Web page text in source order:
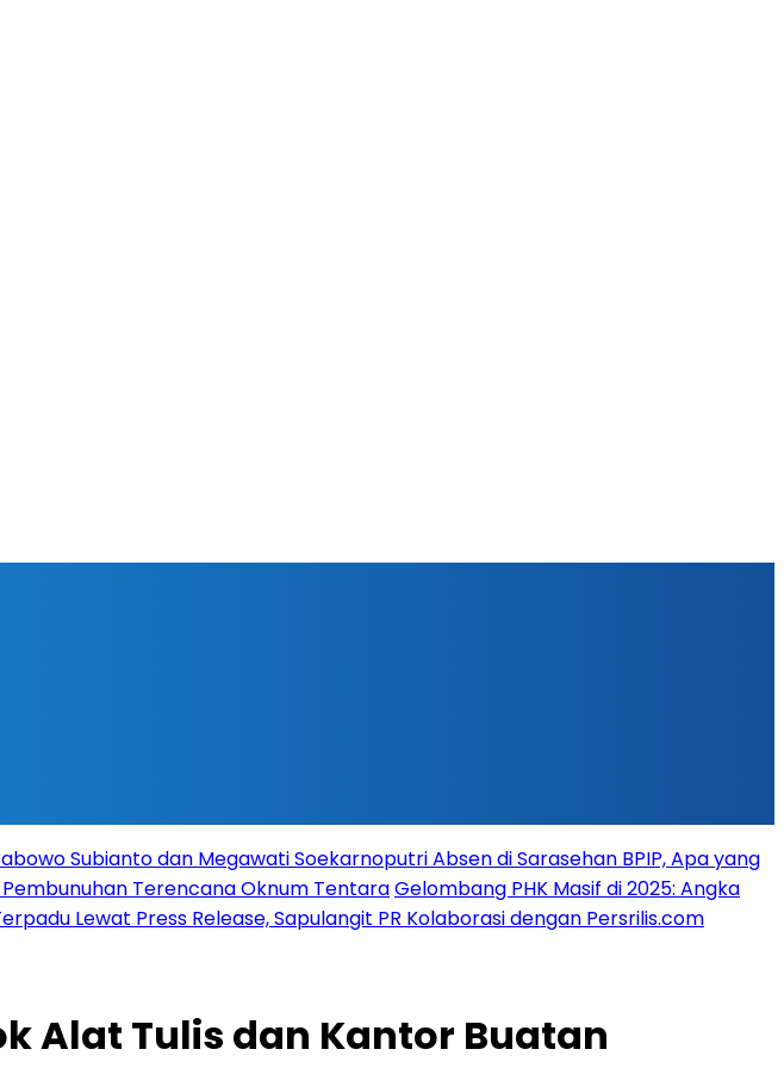
Subianto dan Megawati Soekarnoputri Absen di Sarasehan BPIP, Apa yang
Terencana Oknum TentaraGelombang PHK Masif di 2025: Angka
Lewat Press Release, Sapulangit PR Kolaborasi dengan Persrilis.com
Alat Tulis dan Kantor Buatan